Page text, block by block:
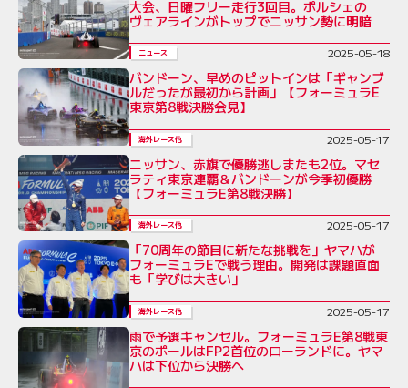
大会、日曜フリー走行3回目。ポルシェの
ヴェアラインがトップでニッサン勢に明暗
ニュース 2025-05-18
バンドーン、早めのピットインは「ギャンブ
ルだったが最初から計画」【フォーミュラE
東京第8戦決勝会見】
海外レース他 2025-05-17
ニッサン、赤旗で優勝逃しまたも2位。マセ
ラティ東京連覇＆バンドーンが今季初優勝
【フォーミュラE第8戦決勝】
海外レース他 2025-05-17
「70周年の節目に新たな挑戦を」ヤマハが
フォーミュラEで戦う理由。開発は課題直面
も「学びは大きい」
海外レース他 2025-05-17
雨で予選キャンセル。フォーミュラE第8戦東
京のポールはFP2首位のローランドに。ヤマ
ハは下位から決勝へ